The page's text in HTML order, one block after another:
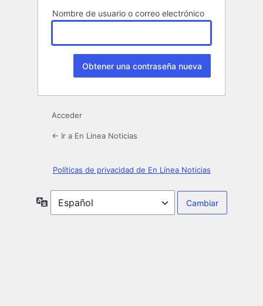
Nombre de usuario o correo electrónico
Acceder
← Ir a En Linea Noticias
Políticas de privacidad de En Línea Noticias
Idioma